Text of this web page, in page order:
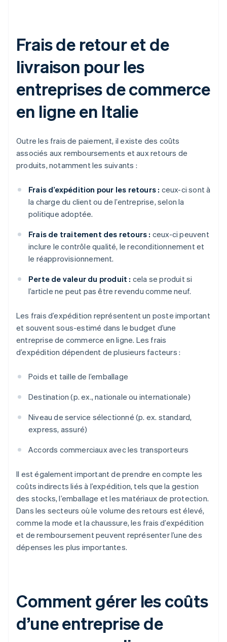
Frais de retour et de
livraison pour les
entreprises de commerce
en ligne en Italie
Outre les frais de paiement, il existe des coûts
associés aux remboursements et aux retours de
produits, notamment les suivants :
Frais d’expédition pour les retours : ceux-ci sont à
la charge du client ou de l’entreprise, selon la
politique adoptée.
Frais de traitement des retours : ceux-ci peuvent
inclure le contrôle qualité, le reconditionnement et
le réapprovisionnement.
Perte de valeur du produit : cela se produit si
l’article ne peut pas être revendu comme neuf.
Les frais d’expédition représentent un poste important
et souvent sous-estimé dans le budget d’une
entreprise de commerce en ligne. Les frais
d’expédition dépendent de plusieurs facteurs :
Poids et taille de l’emballage
Destination (p. ex., nationale ou internationale)
Niveau de service sélectionné (p. ex. standard,
express, assuré)
Accords commerciaux avec les transporteurs
Il est également important de prendre en compte les
coûts indirects liés à l’expédition, tels que la gestion
des stocks, l’emballage et les matériaux de protection.
Dans les secteurs où le volume des retours est élevé,
comme la mode et la chaussure, les frais d’expédition
et de remboursement peuvent représenter l’une des
dépenses les plus importantes.
Comment gérer les coûts
d’une entreprise de